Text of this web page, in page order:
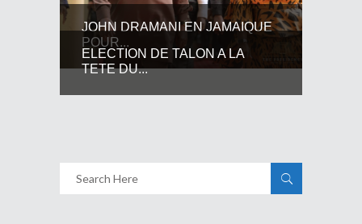
JOHN DRAMANI EN JAMAIQUE
POUR...
ELECTION DE TALON A LA
TETE DU...